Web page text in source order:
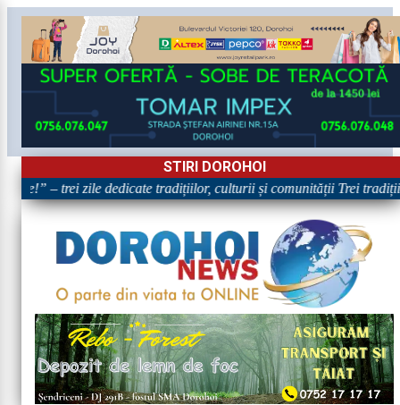
STIRI DOROHOI
– trei zile dedicate tradițiilor, culturii și comunității Trei tradiții.